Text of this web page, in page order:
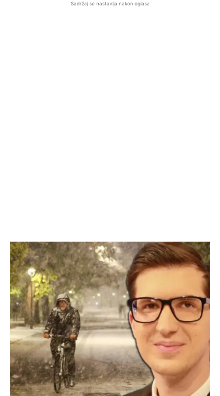
Sadržaj se nastavlja nakon oglasa